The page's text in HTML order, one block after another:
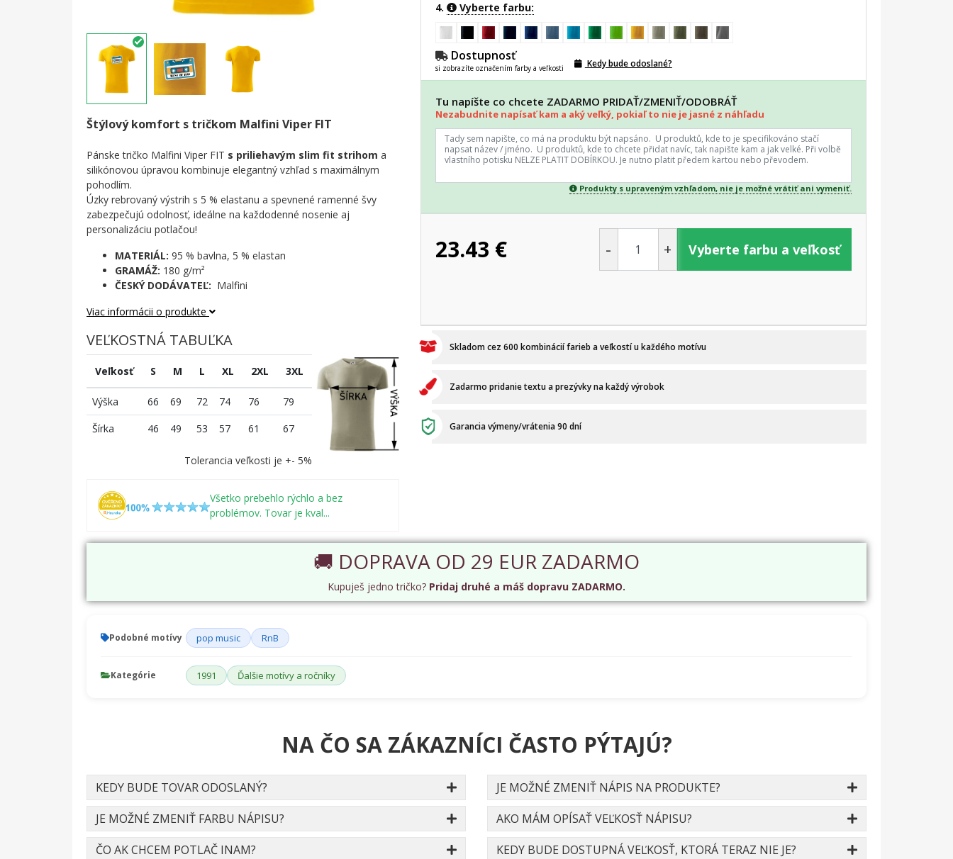
Štýlový komfort s tričkom Malfini Viper FIT
Pánske tričko Malfini Viper FIT s priliehavým slim fit strihom a
silikónovou úpravou kombinuje elegantný vzhľad s maximálnym
pohodlím.
Úzky rebrovaný výstrih s 5 % elastanu a spevnené ramenné švy
zabezpečujú odolnosť, ideálne na každodenné nosenie aj
personalizáciu potlačou!
MATERIÁL: 95 % bavlna, 5 % elastan
GRAMÁŽ: 180 g/m²
ČESKÝ DODÁVATEĽ: Malfini
Viac informácii o produkte
VEĽKOSTNÁ TABUĽKA
Veľkosť S M L XL 2XL 3XL
Výška 66 69 72 74 76
79
Šírka
46 49 53 57 61 67
Tolerancia veľkosti je +- 5%
Všetko prebehlo rýchlo a bez
problémov. Tovar je kval...
4.
Vyberte farbu:
Dostupnosť
si zobrazíte označením farby a veľkosti Kedy bude odoslané?
Tu napíšte co chcete ZADARMO PRIDAŤ/ZMENIŤ/ODOBRÁŤ
Nezabudnite napísať kam a aký veľký, pokiaľ to nie je jasné z náhľadu
Produkty s upraveným vzhľadom, nie je možné vrátiť ani vymeniť.
23.43 € - + Vyberte farbu a veľkosť
Skladom cez 600 kombinácií farieb a veľkostí u každého motívu
Zadarmo pridanie textu a prezývky na každý výrobok
Garancia výmeny/vrátenia 90 dní
🚚 DOPRAVA OD 29 EUR ZADARMO
Kupuješ jedno tričko? Pridaj druhé a máš dopravu ZADARMO.
Podobné motívy pop music RnB
Kategórie 1991 Ďalšie motívy a ročníky
NA ČO SA ZÁKAZNÍCI ČASTO PÝTAJÚ?
KEDY BUDE TOVAR ODOSLANÝ?
JE MOŽNÉ ZMENIŤ FARBU NÁPISU?
ČO AK CHCEM POTLAČ INAM?
JE MOŽNÉ ZMENIŤ NÁPIS NA PRODUKTE?
AKO MÁM OPÍSAŤ VEĽKOSŤ NÁPISU?
KEDY BUDE DOSTUPNÁ VEĽKOSŤ, KTORÁ TERAZ NIE JE?